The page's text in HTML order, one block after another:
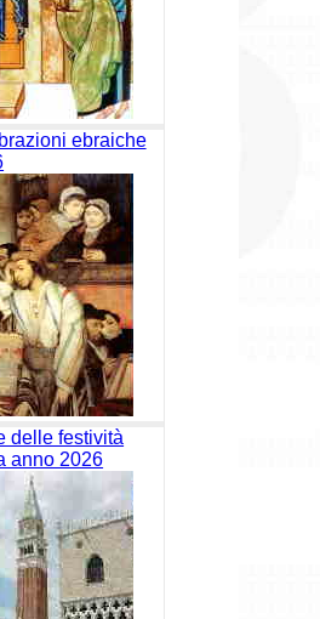
ebraiche
delle festività
anno 2026